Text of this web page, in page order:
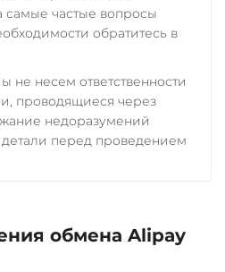
частые вопросы
обратитесь в
не несем ответственности
проводящиеся через
недоразумений
детали перед проведением
обмена Alipay